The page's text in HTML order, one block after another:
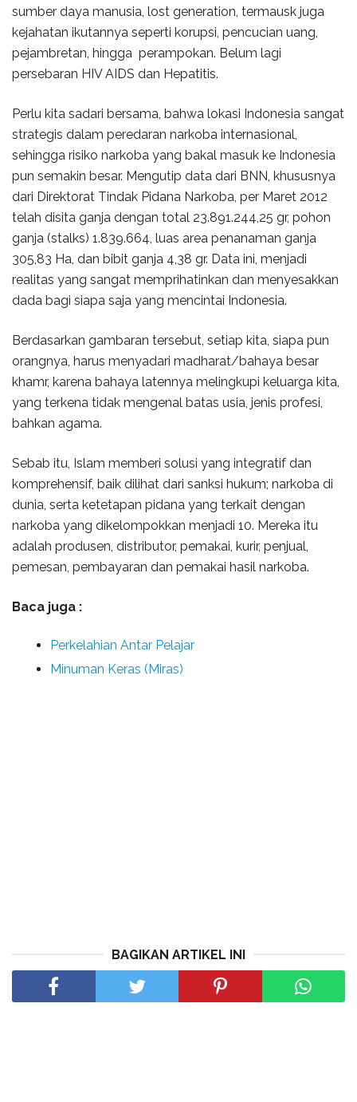
sumber daya manusia, lost generation, termausk juga
kejahatan ikutannya seperti korupsi, pencucian uang,
pejambretan, hingga perampokan. Belum lagi
persebaran HIV AIDS dan Hepatitis.
Perlu kita sadari bersama, bahwa lokasi Indonesia sangat
strategis dalam peredaran narkoba internasional,
sehingga risiko narkoba yang bakal masuk ke Indonesia
pun semakin besar. Mengutip data dari BNN, khususnya
dari Direktorat Tindak Pidana Narkoba, per Maret 2012
telah disita ganja dengan total 23.891.244,25 gr, pohon
ganja (stalks) 1.839.664, luas area penanaman ganja
305,83 Ha, dan bibit ganja 4,38 gr. Data ini, menjadi
realitas yang sangat memprihatinkan dan menyesakkan
dada bagi siapa saja yang mencintai Indonesia.
Berdasarkan gambaran tersebut, setiap kita, siapa pun
orangnya, harus menyadari madharat/bahaya besar
khamr, karena bahaya latennya melingkupi keluarga kita,
yang terkena tidak mengenal batas usia, jenis profesi,
bahkan agama.
Sebab itu, Islam memberi solusi yang integratif dan
komprehensif, baik dilihat dari sanksi hukum; narkoba di
dunia, serta ketetapan pidana yang terkait dengan
narkoba yang dikelompokkan menjadi 10. Mereka itu
adalah produsen, distributor, pemakai, kurir, penjual,
pemesan, pembayaran dan pemakai hasil narkoba.
Baca juga :
Perkelahian Antar Pelajar
Minuman Keras (Miras)
BAGIKAN ARTIKEL INI